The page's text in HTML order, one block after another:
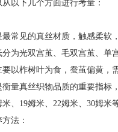
以下几个方面进行考量‌：
常见的真丝材质，触感柔软
为光双宫茧、毛双宫茧、单
以柞树叶为食，蚕茧偏黄，
量真丝织物品质的重要指标
米、19姆米、22姆米、30姆
法‌：